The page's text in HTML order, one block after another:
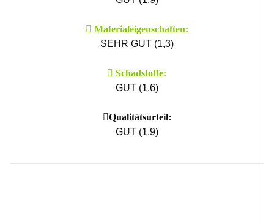
Material­eigenschaften:
SEHR GUT (1,3)
Schad­stoffe:
GUT (1,6)
Qualitätsurteil:
GUT (1,9)